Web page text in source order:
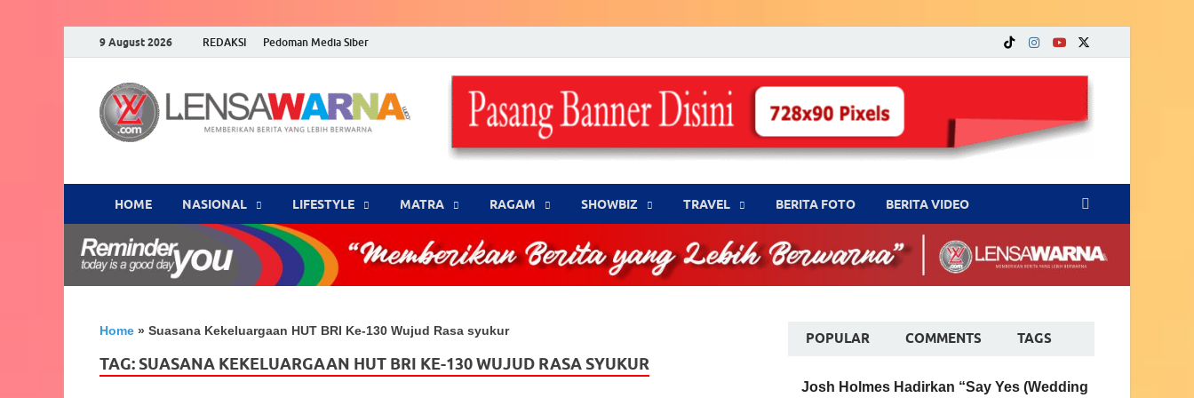
9 August 2026 REDAKSI Pedoman Media Siber
LENSA WARNA .com
Memberikan Berita yang Lebih Berwarna
HOME NASIONAL ‎LIFESTYLE MATRA ‎RAGAM ‎SHOWBIZ ‎TRAVEL BERITA FOTO BERITA VIDEO
Home » Suasana Kekeluargaan HUT BRI Ke-130 Wujud Rasa syukur
TAG: SUASANA KEKELUARGAAN HUT BRI KE-130 WUJUD RASA SYUKUR
POPULAR COMMENTS TAGS
Josh Holmes Hadirkan “Say Yes (Wedding